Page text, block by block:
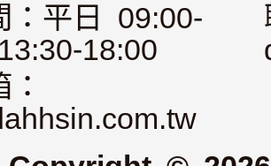
：平日 09:00-
18:00